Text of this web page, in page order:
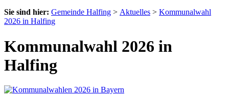
Sie sind hier: Gemeinde Halfing > Aktuelles > Kommunalwahl
2026 in Halfing
Kommunalwahl 2026 in
Halfing